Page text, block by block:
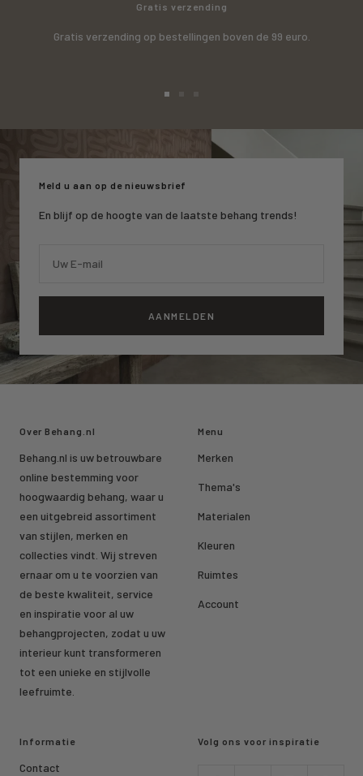
Gratis verzending
Gratis verzending op bestellingen boven de 99 euro.
1
2
slide
3
Meld u aan op de nieuwsbrief
En blijf op de hoogte van de laatste behang trends!
Uw E-mail
AANMELDEN
Over Behang.nl
Behang.nl is uw betrouwbare
online bestemming voor
hoogwaardig behang, waar u
een uitgebreid assortiment
van stijlen, merken en
collecties vindt. Wij streven
ernaar om u te voorzien van
de beste kwaliteit, service
en inspiratie voor al uw
behangprojecten, zodat u uw
interieur kunt transformeren
tot een unieke en stijlvolle
leefruimte.
Menu
Merken
Thema's
Materialen
Kleuren
Ruimtes
Account
Informatie
Contact
Volg ons voor inspiratie